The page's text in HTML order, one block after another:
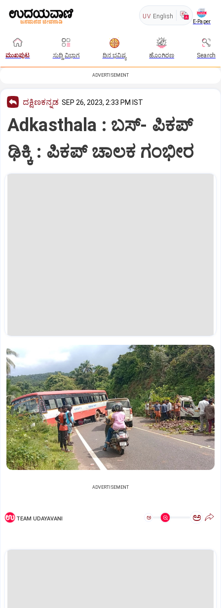
UV English
E-Paper
ಮುಖಪುಟ ಸುದ್ದಿ ವಿಭಾಗ ದಿನ ಭವಿಷ್ಯ ಹೊಂಗಿರಣ Search
ADVERTISEMENT
ದಕ್ಷಿಣಕನ್ನಡ SEP 26, 2023, 2:33 PM IST
Adkasthala : ಬಸ್‌- ಪಿಕಪ್‌
ಢಿಕ್ಕಿ : ಪಿಕಪ್ ಚಾಲಕ ಗಂಭೀರ
ADVERTISEMENT
TEAM UDAYAVANI ಅ ಅ